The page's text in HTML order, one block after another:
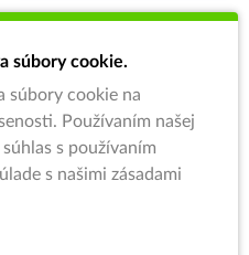
súbory cookie.
súbory cookie na
Používaním našej
s používaním
s našimi zásadami